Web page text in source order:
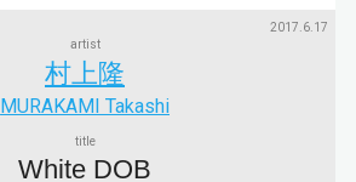
2017.6.17
artist
村上隆
MURAKAMI Takashi
title
White DOB